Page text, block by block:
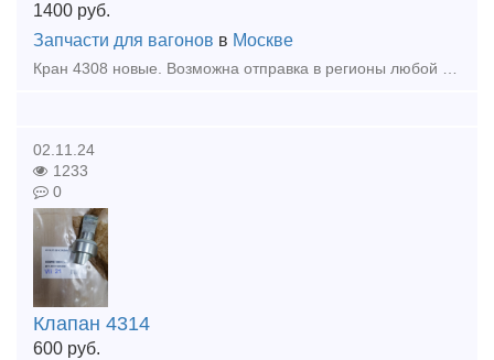
1400 руб.
Запчасти для вагонов в Москве
Кран 4308 новые. Возможна отправка в регионы любой транспортной компанией.
02.11.24
1233
0
Клапан 4314
600 руб.